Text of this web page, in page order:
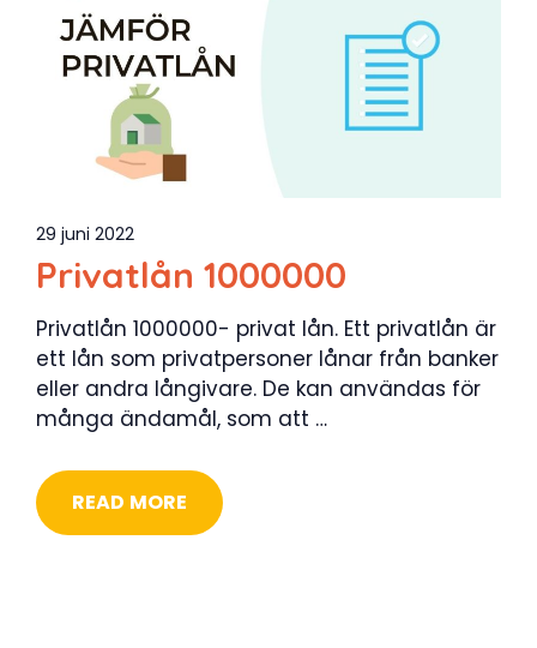
29 juni 2022
Privatlån 1000000
Privatlån 1000000- privat lån. Ett privatlån är
ett lån som privatpersoner lånar från banker
eller andra långivare. De kan användas för
många ändamål, som att …
READ MORE